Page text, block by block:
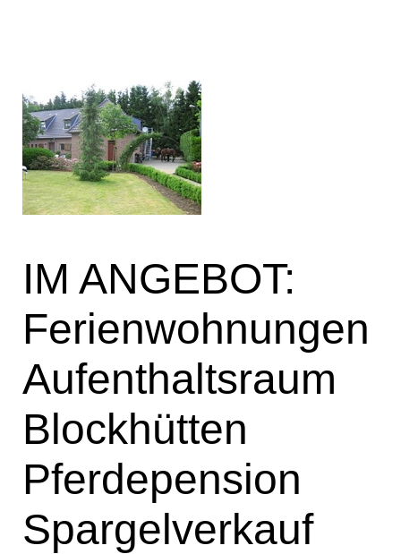
IM ANGEBOT:
Ferienwohnungen
Aufenthaltsraum
Blockhütten
Pferdepension
Spargelverkauf